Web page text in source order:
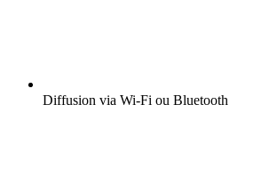
Diffusion via Wi-Fi ou Bluetooth